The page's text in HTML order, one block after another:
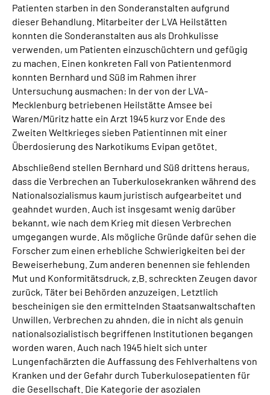
Patienten starben in den Sonderanstalten aufgrund
dieser Behandlung. Mitarbeiter der LVA Heilstätten
konnten die Sonderanstalten aus als Drohkulisse
verwenden, um Patienten einzuschüchtern und gefügig
zu machen. Einen konkreten Fall von Patientenmord
konnten Bernhard und Süß im Rahmen ihrer
Untersuchung ausmachen: In der von der LVA-
Mecklenburg betriebenen Heilstätte Amsee bei
Waren/Müritz hatte ein Arzt 1945 kurz vor Ende des
Zweiten Weltkrieges sieben Patientinnen mit einer
Überdosierung des Narkotikums Evipan getötet.
Abschließend stellen Bernhard und Süß drittens heraus,
dass die Verbrechen an Tuberkulosekranken während des
Nationalsozialismus kaum juristisch aufgearbeitet und
geahndet wurden. Auch ist insgesamt wenig darüber
bekannt, wie nach dem Krieg mit diesen Verbrechen
umgegangen wurde. Als mögliche Gründe dafür sehen die
Forscher zum einen erhebliche Schwierigkeiten bei der
Beweiserhebung. Zum anderen benennen sie fehlenden
Mut und Konformitätsdruck, z.B. schreckten Zeugen davor
zurück, Täter bei Behörden anzuzeigen. Letztlich
bescheinigen sie den ermittelnden Staatsanwaltschaften
Unwillen, Verbrechen zu ahnden, die in nicht als genuin
nationalsozialistisch begriffenen Institutionen begangen
worden waren. Auch nach 1945 hielt sich unter
Lungenfachärzten die Auffassung des Fehlverhaltens von
Kranken und der Gefahr durch Tuberkulosepatienten für
die Gesellschaft. Die Kategorie der asozialen